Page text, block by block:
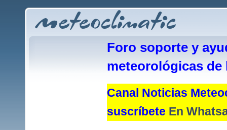
Foro soporte y
meteorológicas de
Canal Noticias
suscríbete En